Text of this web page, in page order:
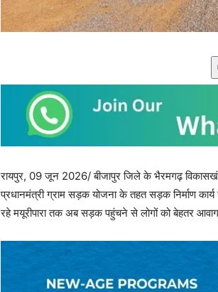
रायपुर, 09 जून 2026/ बीजापुर जिले के भैरमगढ़
प्रधानमंत्री ग्राम सड़क योजना के तहत सड़क निर्माण
रहे मयूरीपारा तक अब सड़क पहुंचने से लोगों को बेहतर